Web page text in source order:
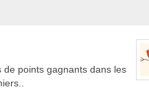
de points gagnants dans les